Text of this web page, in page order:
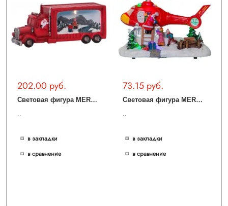
202.00 руб.
С
ветовая фигура MERRYVILLE 992-23
..
в закладки
в сравнение
73.15 руб.
С
ветовая фигура MERRYVILLE 992-29
..
в закладки
в сравнение